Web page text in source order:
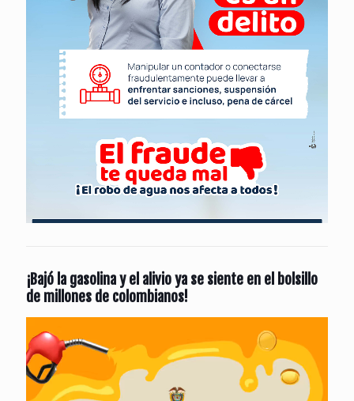
¡Bajó la gasolina y el alivio ya se siente en el bolsillo
de millones de colombianos!
de
vídeo